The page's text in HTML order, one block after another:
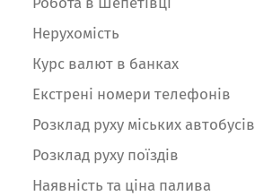
Нерухомість
Курс валют в банках
Екстрені номери телефонів
Розклад руху міських автобусів
Розклад руху поїздів
Наявність та ціна палива